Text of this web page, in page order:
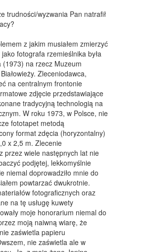
trudności/wyzwania Pan natrafił
z jakim musiałem zmierzyć
fotografa rzemieślnika była
(1973) na rzecz Muzeum
Zleceniodawca,
na centralnym frontonie
zdjęcie przedstawiające
tradycyjną technologią na
W roku 1973, w Polsce, nie
fototapet metodą
format zdęcia (horyzontalny)
x 2,5 m. Zlecenie
przez wiele następnych lat nie
podjętej, lekkomyślnie
niemal doprowadziło mnie do
powtarzać dwukrotnie.
fotograficznych oraz
na tę usługę kuwety
moje honorarium niemal do
moją naiwną wiarę, że
zaświetla papieru
nie zaświetla ale w